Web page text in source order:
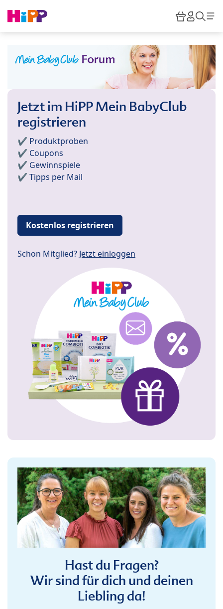
HiPP
Jetzt im HiPP Mein BabyClub
registrieren
✔️ Produktproben
✔️ Coupons
✔️ Gewinnspiele
✔️ Tipps per Mail
Kostenlos registrieren
Schon Mitglied? Jetzt einloggen
Hast du Fragen?
Wir sind für dich und deinen
Liebling da!